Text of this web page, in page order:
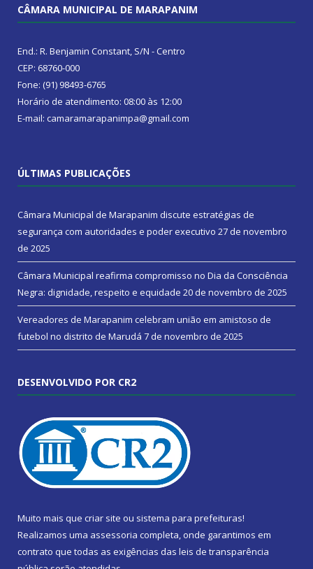
CÂMARA MUNICIPAL DE MARAPANIM
End.: R. Benjamin Constant, S/N - Centro
CEP: 68760-000
Fone: (91) 98493-6765
Horário de atendimento: 08:00 às 12:00
E-mail: camaramarapanimpa@gmail.com
ÚLTIMAS PUBLICAÇÕES
Câmara Municipal de Marapanim discute estratégias de
segurança com autoridades e poder executivo 27 de novembro
de 2025
Câmara Municipal reafirma compromisso no Dia da Consciência
Negra: dignidade, respeito e equidade 20 de novembro de 2025
Vereadores de Marapanim celebram união em amistoso de
futebol no distrito de Marudá 7 de novembro de 2025
DESENVOLVIDO POR CR2
Muito mais que criar site ou sistema para prefeituras!
Realizamos uma assessoria completa, onde garantimos em
contrato que todas as exigências das leis de transparência